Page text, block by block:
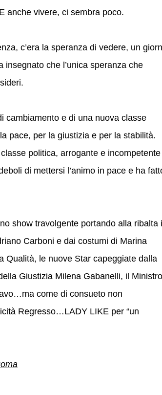
anche vivere, ci sembra poco.
c’era la speranza di vedere, un
che l’unica speranza che
cambiamento e di una nuova classe
pace, per la giustizia e per la stabilità.
politica, arrogante e incompetente
di mettersi l’animo in pace e ha
show travolgente portando alla ribalta i
Carboni e dai costumi di Marina
Qualità, le nuove Star capeggiate dalla
Giustizia Milena Gabanelli, il Ministro
come di consueto non
Regresso…LADY LIKE per “un